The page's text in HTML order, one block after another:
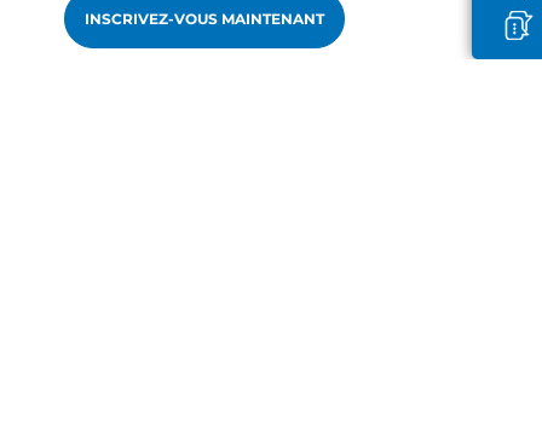
INSCRIVEZ-VOUS MAINTENANT